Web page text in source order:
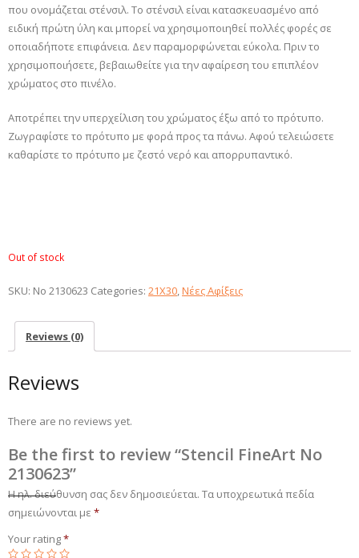
που ονομάζεται στένσιλ. Το στένσιλ είναι κατασκευασμένο από
ειδική πρώτη ύλη και μπορεί να χρησιμοποιηθεί πολλές φορές σε
οποιαδήποτε επιφάνεια. Δεν παραμορφώνεται εύκολα. Πριν το
χρησιμοποιήσετε, βεβαιωθείτε για την αφαίρεση του επιπλέον
χρώματος στο πινέλο.
Αποτρέπει την υπερχείλιση του χρώματος έξω από το πρότυπο.
Ζωγραφίστε το πρότυπο με φορά προς τα πάνω. Αφού τελειώσετε
καθαρίστε το πρότυπο με ζεστό νερό και απορρυπαντικό.
Out of stock
SKU: No 2130623 Categories: 21X30,Νέες Αφίξεις
Reviews (0)
Reviews
There are no reviews yet.
Be the first to review “Stencil FineArt No
2130623”
Η ηλ. διεύθυνση σας δεν δημοσιεύεται. Τα υποχρεωτικά πεδία
σημειώνονται με *
Your rating*